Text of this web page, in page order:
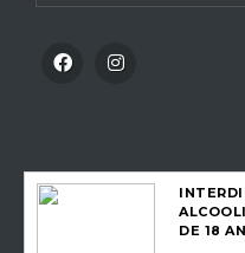
DE 18